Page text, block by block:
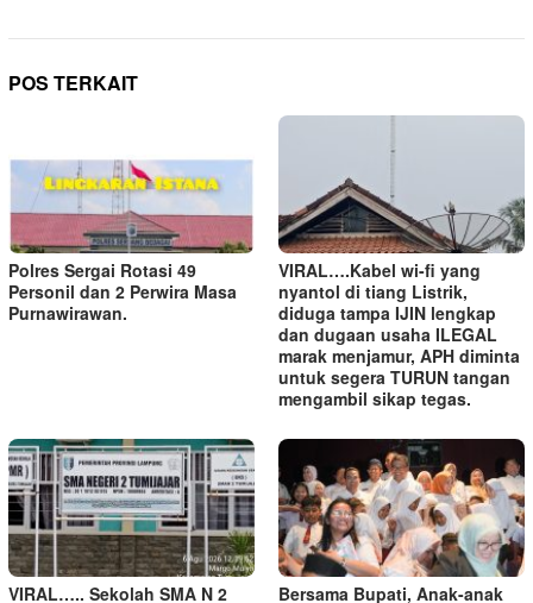
POS TERKAIT
Polres Sergai Rotasi 49
Personil dan 2 Perwira Masa
Purnawirawan.
VIRAL….Kabel wi-fi yang
nyantol di tiang Listrik,
diduga tampa IJIN lengkap
dan dugaan usaha ILEGAL
marak menjamur, APH diminta
untuk segera TURUN tangan
mengambil sikap tegas.
VIRAL….. Sekolah SMA N 2
Bersama Bupati, Anak-anak